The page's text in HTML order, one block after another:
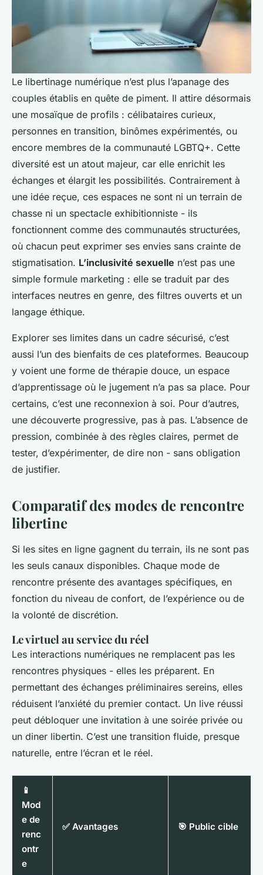
Le libertinage numérique n’est plus l’apanage des
couples établis en quête de piment. Il attire désormais
une mosaïque de profils : célibataires curieux,
personnes en transition, binômes expérimentés, ou
encore membres de la communauté LGBTQ+. Cette
diversité est un atout majeur, car elle enrichit les
échanges et élargit les possibilités. Contrairement à
une idée reçue, ces espaces ne sont ni un terrain de
chasse ni un spectacle exhibitionniste - ils
fonctionnent comme des communautés structurées,
où chacun peut exprimer ses envies sans crainte de
stigmatisation. L’inclusivité sexuelle n’est pas une
simple formule marketing : elle se traduit par des
interfaces neutres en genre, des filtres ouverts et un
langage éthique.
Explorer ses limites dans un cadre sécurisé, c’est
aussi l’un des bienfaits de ces plateformes. Beaucoup
y voient une forme de thérapie douce, un espace
d’apprentissage où le jugement n’a pas sa place. Pour
certains, c’est une reconnexion à soi. Pour d’autres,
une découverte progressive, pas à pas. L’absence de
pression, combinée à des règles claires, permet de
tester, d’expérimenter, de dire non - sans obligation
de justifier.
Comparatif des modes de rencontre
libertine
Si les sites en ligne gagnent du terrain, ils ne sont pas
les seuls canaux disponibles. Chaque mode de
rencontre présente des avantages spécifiques, en
fonction du niveau de confort, de l’expérience ou de
la volonté de discrétion.
Le virtuel au service du réel
Les interactions numériques ne remplacent pas les
rencontres physiques - elles les préparent. En
permettant des échanges préliminaires sereins, elles
réduisent l’anxiété du premier contact. Un live réussi
peut débloquer une invitation à une soirée privée ou
un diner libertin. C’est une transition fluide, presque
naturelle, entre l’écran et le réel.
📱
Mod
e de
renc
ontr
e
✅ Avantages 🎯 Public cible